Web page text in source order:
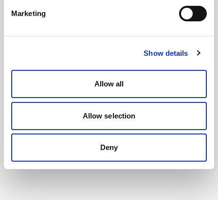
Marketing
Show details
Allow all
Allow selection
Deny